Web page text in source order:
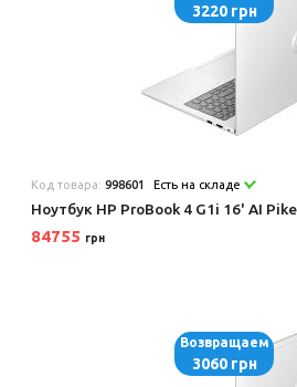
3220 грн
Код товара:998601 Есть на складе
Ноутбук HP ProBook 4 G1i 16' AI
84755 грн
Возвращаем
3060 грн